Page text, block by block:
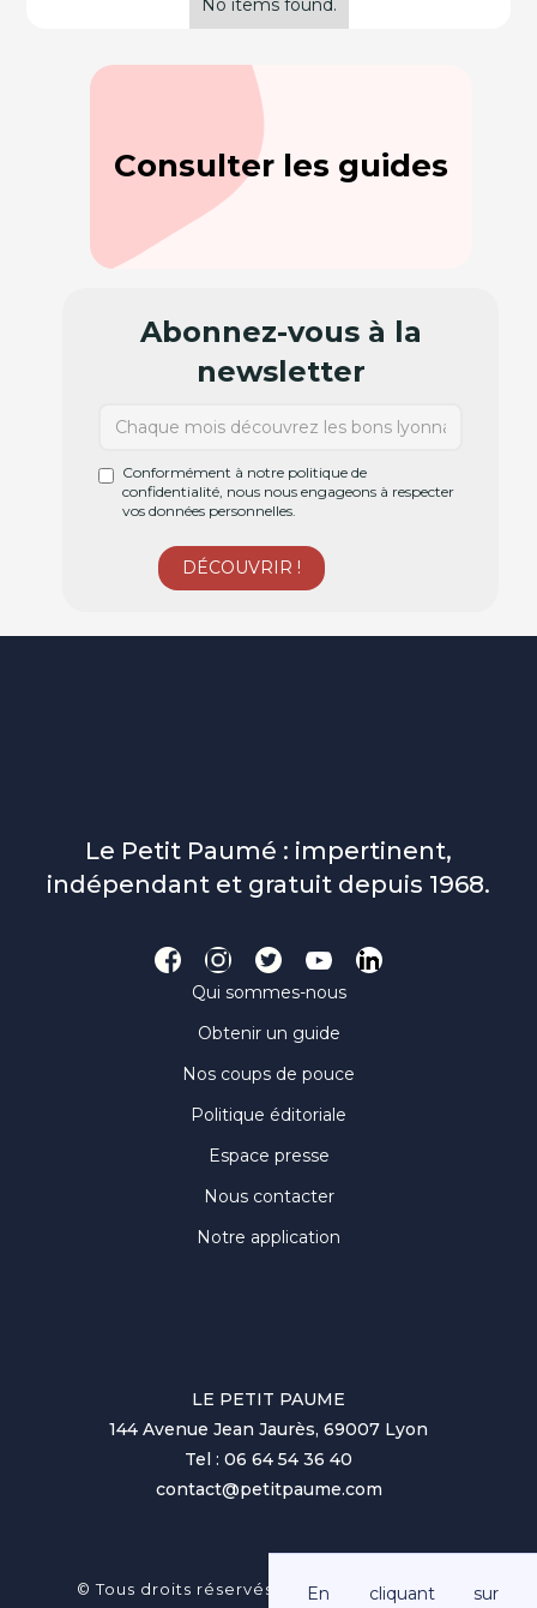
No items found.
Consulter les guides
Abonnez-vous à la
newsletter
Conformément à notre politique de
confidentialité, nous nous engageons à respecter
vos données personnelles.
Le Petit Paumé : impertinent,
indépendant et gratuit depuis 1968.
Qui sommes-nous
Obtenir un guide
Nos coups de pouce
Politique éditoriale
Espace presse
Nous contacter
Notre application
LE PETIT PAUME
144 Avenue Jean Jaurès, 69007 Lyon
Tel : 06 64 54 36 40
contact@petitpaume.com
© Tous droits réservés au Petit Paumé 2025
En cliquant sur